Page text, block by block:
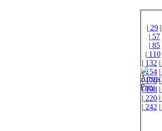
|
29
|
57
|
85
|
110
|
|
132
|
|
154
|
|
176
|
|
198
|
|
220
|
|
242
|